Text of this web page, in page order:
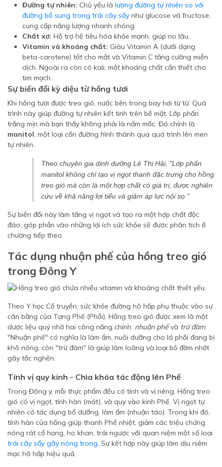
Đường tự nhiên: Chủ yếu là lượng đường tự nhiên so với
đường bổ sung trong trái cây sấy như glucose và fructose,
cung cấp năng lượng nhanh chóng.
Chất xơ: Hỗ trợ hệ tiêu hóa khỏe mạnh, giúp no lâu.
Vitamin và khoáng chất: Giàu Vitamin A (dưới dạng
beta-carotene) tốt cho mắt và Vitamin C tăng cường miễn
dịch. Ngoài ra còn có kali, một khoáng chất cần thiết cho
tim mạch.
Sự biến đổi kỳ diệu từ hồng tươi
Khi hồng tươi được treo gió, nước bên trong bay hơi từ từ. Quá
trình này giúp đường tự nhiên kết tinh trên bề mặt. Lớp phấn
trắng mịn mà bạn thấy không phải là nấm mốc. Đó chính là
manitol, một loại cồn đường hình thành qua quá trình lên men
tự nhiên.
Theo chuyên gia dinh dưỡng Lê Thị Hải, "Lớp phấn
manitol không chỉ tạo vị ngọt thanh đặc trưng cho hồng
treo gió mà còn là một hợp chất có giá trị, được nghiên
cứu về khả năng lợi tiểu và giảm áp lực nội sọ."
Sự biến đổi này làm tăng vị ngọt và tạo ra một hợp chất độc
đáo, góp phần vào những lợi ích sức khỏe sẽ được phân tích ở
chương tiếp theo.
Tác dụng nhuận phế của hồng treo gió
trong Đông Y
Theo Y học Cổ truyền, sức khỏe đường hô hấp phụ thuộc vào sự
cân bằng của Tạng Phế (Phổi). Hồng treo gió được xem là một
dược liệu quý nhờ hai công năng chính: nhuận phếvà trừ đàm.
"Nhuận phế" có nghĩa là làm ẩm, nuôi dưỡng cho lá phổi đang bị
khô nóng, còn "trừ đàm" là giúp làm loãng và loại bỏ đờm nhớt
gây tắc nghẽn.
Tính vị quy kinh - Chìa khóa tác động lên Phế
Trong Đông y, mỗi thực phẩm đều có tính và vị riêng. Hồng treo
gió có vị ngọt, tính hàn (mát), và quy vào kinh Phế. Vị ngọt tự
nhiên có tác dụng bổ dưỡng, làm ẩm (nhuận táo). Trong khi đó,
tính hàn của hồng giúp thanh Phế nhiệt, giảm các triệu chứng
nóng rát cổ họng, ho khan, trái ngược với quan niệm một số loại
trái cây sấy gây nóng trong. Sự kết hợp này giúp làm dịu niêm
mạc hô hấp hiệu quả.